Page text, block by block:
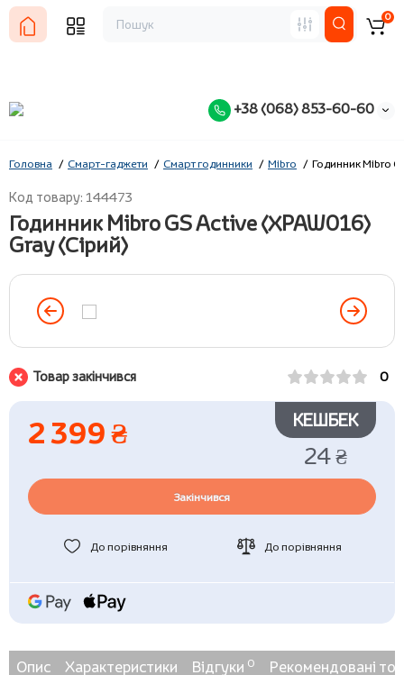
+38 (068) 853-60-60
0
Головна Смарт-гаджети Смарт годинники Mibro Годинник Mibro
Код товару: 144473
Годинник Mibro GS Active (XPAW016)
Gray (Сірий)
Товар закінчився 0
2 399 ₴ КЕШБЕК
24 ₴
Закінчився
До порівняння До порівняння
Опис Характеристики Відгуки 0 Рекомендовані